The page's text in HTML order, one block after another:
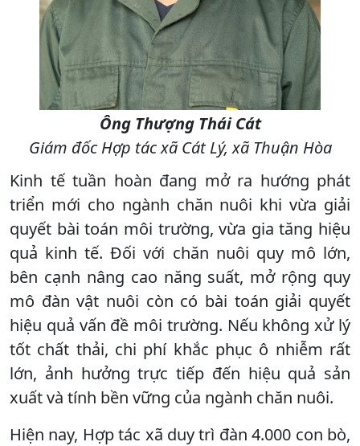
Ông Thượng Thái Cát
Giám đốc Hợp tác xã Cát Lý, xã Thuận Hòa
Kinh tế tuần hoàn đang mở ra hướng phát
triển mới cho ngành chăn nuôi khi vừa giải
quyết bài toán môi trường, vừa gia tăng hiệu
quả kinh tế. Đối với chăn nuôi quy mô lớn,
bên cạnh nâng cao năng suất, mở rộng quy
mô đàn vật nuôi còn có bài toán giải quyết
hiệu quả vấn đề môi trường. Nếu không xử lý
tốt chất thải, chi phí khắc phục ô nhiễm rất
lớn, ảnh hưởng trực tiếp đến hiệu quả sản
xuất và tính bền vững của ngành chăn nuôi.
Hiện nay, Hợp tác xã duy trì đàn 4.000 con bò,